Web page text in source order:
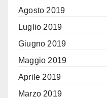
Agosto 2019
Luglio 2019
Giugno 2019
Maggio 2019
Aprile 2019
Marzo 2019